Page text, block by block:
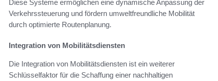
Diese Systeme ermöglichen eine dynamische Anpassung der
Verkehrssteuerung und fördern umweltfreundliche Mobilität
durch optimierte Routenplanung.
Integration von Mobilitätsdiensten
Die Integration von Mobilitätsdiensten ist ein weiterer
Schlüsselfaktor für die Schaffung einer nachhaltigen